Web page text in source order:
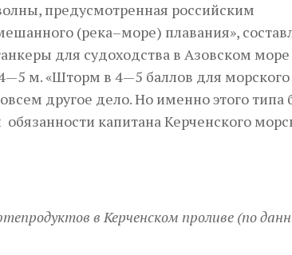
предусмотренная российским
(река–море) плавания»,
для судоходства в Азовском
м. «Шторм в 4—5 баллов для
другое дело. Но именно этого типа
капитана Керченского
в Керченском проливе (по